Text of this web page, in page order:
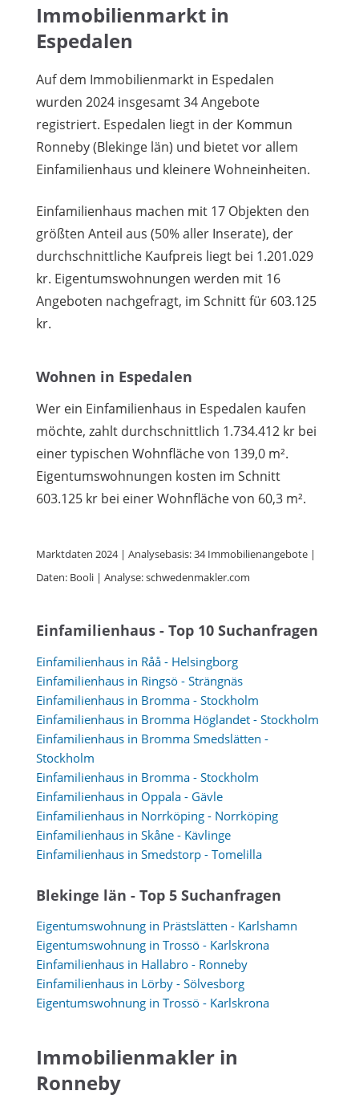
Immobilienmarkt in
Espedalen
Auf dem Immobilienmarkt in Espedalen
wurden 2024 insgesamt 34 Angebote
registriert. Espedalen liegt in der Kommun
Ronneby (Blekinge län) und bietet vor allem
Einfamilienhaus und kleinere Wohneinheiten.
Einfamilienhaus machen mit 17 Objekten den
größten Anteil aus (50% aller Inserate), der
durchschnittliche Kaufpreis liegt bei 1.201.029
kr. Eigentumswohnungen werden mit 16
Angeboten nachgefragt, im Schnitt für 603.125
kr.
Wohnen in Espedalen
Wer ein Einfamilienhaus in Espedalen kaufen
möchte, zahlt durchschnittlich 1.734.412 kr bei
einer typischen Wohnfläche von 139,0 m².
Eigentumswohnungen kosten im Schnitt
603.125 kr bei einer Wohnfläche von 60,3 m².
Marktdaten 2024 | Analysebasis: 34 Immobilienangebote |
Daten: Booli | Analyse: schwedenmakler.com
Einfamilienhaus - Top 10 Suchanfragen
Einfamilienhaus in Råå - Helsingborg
Einfamilienhaus in Ringsö - Strängnäs
Einfamilienhaus in Bromma - Stockholm
Einfamilienhaus in Bromma Höglandet - Stockholm
Einfamilienhaus in Bromma Smedslätten -
Stockholm
Einfamilienhaus in Bromma - Stockholm
Einfamilienhaus in Oppala - Gävle
Einfamilienhaus in Norrköping - Norrköping
Einfamilienhaus in Skåne - Kävlinge
Einfamilienhaus in Smedstorp - Tomelilla
Blekinge län - Top 5 Suchanfragen
Eigentumswohnung in Prästslätten - Karlshamn
Eigentumswohnung in Trossö - Karlskrona
Einfamilienhaus in Hallabro - Ronneby
Einfamilienhaus in Lörby - Sölvesborg
Eigentumswohnung in Trossö - Karlskrona
Immobilienmakler in
Ronneby